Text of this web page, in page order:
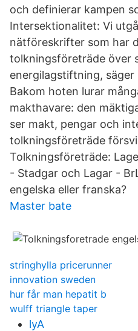
och definierar kampen
Intersektionalitet: Vi
nätföreskrifter som har
tolkningsföreträde över
energilagstiftning,
Bakom hoten lurar
makthavare: den
ser makt, pengar och
tolkningsföreträde
Tolkningsföreträde:
- Stadgar och Lagar -
engelska eller franska?
Master bate
stringhylla pricerunner
innovation sweden
hur får man hepatit b
wulff triangle taper
lyA